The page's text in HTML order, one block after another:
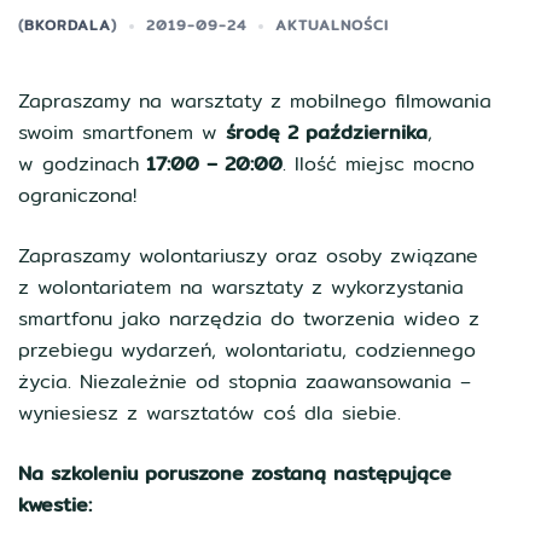
(BKORDALA) 2019-09-24 AKTUALNOŚCI
Zapraszamy na warsztaty z mobilnego filmowania
swoim smartfonem w środę 2 października,
w godzinach 17:00 – 20:00. Ilość miejsc mocno
ograniczona!
Zapraszamy wolontariuszy oraz osoby związane
z wolontariatem na warsztaty z wykorzystania
smartfonu jako narzędzia do tworzenia wideo z
przebiegu wydarzeń, wolontariatu, codziennego
życia. Niezależnie od stopnia zaawansowania –
wyniesiesz z warsztatów coś dla siebie.
Na szkoleniu poruszone zostaną następujące
kwestie: